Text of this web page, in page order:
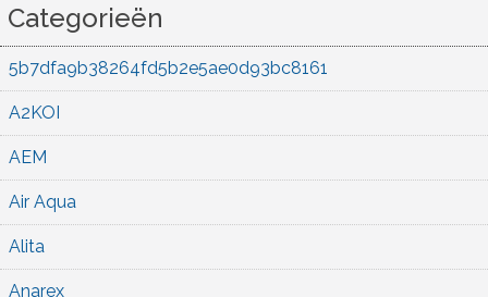
Categorieën
5b7dfa9b38264fd5b2e5ae0d93bc8161
A2KOI
AEM
Air Aqua
Alita
Anarex